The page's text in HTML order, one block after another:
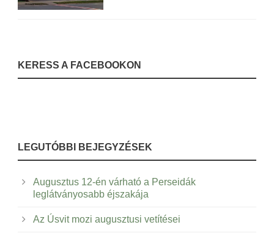
KERESS A FACEBOOKON
LEGUTÓBBI BEJEGYZÉSEK
Augusztus 12-én várható a Perseidák
leglátványosabb éjszakája
Az Úsvit mozi augusztusi vetítései